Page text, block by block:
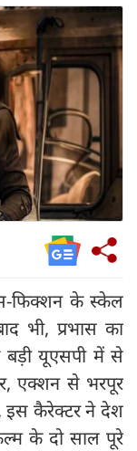
फिक्शन के स्केल
भी, प्रभास का
यूएसपी में से
एक्शन से भरपूर
इस कैरेक्टर ने देश
के दो साल पूरे